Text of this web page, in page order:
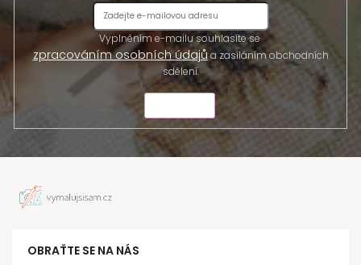
Vyplněním e-mailu souhlasíte se
zpracováním osobních údajůa zasíláním obchodních
sdělení.
OBRAŤTE SE NA NÁS